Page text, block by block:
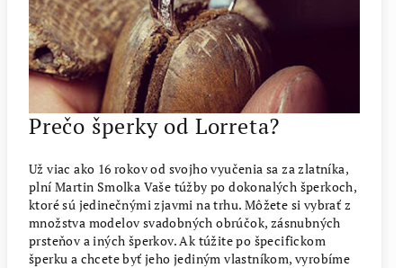
Prečo šperky od Lorreta?
Už viac ako 16 rokov od svojho vyučenia sa za zlatníka,
plní Martin Smolka Vaše túžby po dokonalých šperkoch,
ktoré sú jedinečnými zjavmi na trhu. Môžete si vybrať z
množstva modelov svadobných obrúčok, zásnubných
prsteňov a iných šperkov. Ak túžite po špecifickom
šperku a chcete byť jeho jediným vlastníkom, vyrobíme